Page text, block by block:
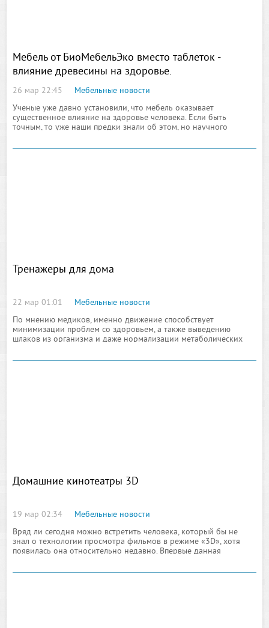
Мебель от БиоМебельЭко вместо таблеток -
влияние древесины на здоровье.
26 мар 22:45
Мебельные новости
Ученые уже давно установили, что мебель оказывает
существенное влияние на здоровье человека. Если быть
точным, то уже наши предки знали об этом, но научного
Тренажеры для дома
22 мар 01:01
Мебельные новости
По мнению медиков, именно движение способствует
минимизации проблем со здоровьем, а также выведению
шлаков из организма и даже нормализации метаболических
образа жизни является
Домашние кинотеатры 3D
19 мар 02:34
Мебельные новости
Вряд ли сегодня можно встретить человека, который бы не
знал о технологии просмотра фильмов в режиме «3D», хотя
появилась она относительно недавно. Впервые данная